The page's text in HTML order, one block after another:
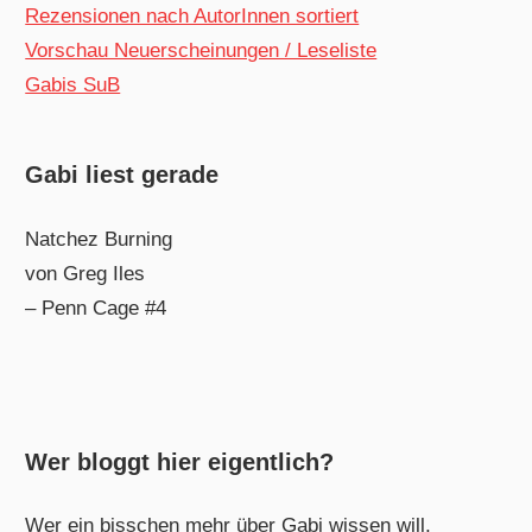
Rezensionen nach AutorInnen sortiert
Vorschau Neuerscheinungen / Leseliste
Gabis SuB
Gabi liest gerade
Natchez Burning
von Greg Iles
– Penn Cage #4
Wer bloggt hier eigentlich?
Wer ein bisschen mehr über Gabi wissen will,